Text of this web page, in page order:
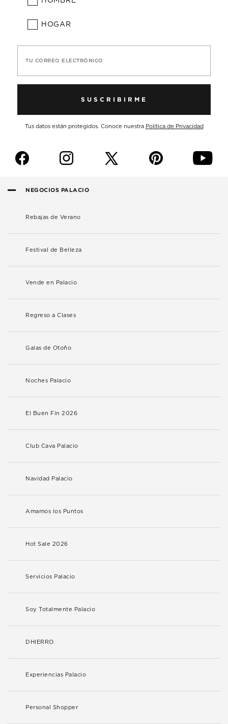
HOGAR
TU CORREO ELECTRÓNICO
SUSCRIBIRME
Tus datos están protegidos. Conoce nuestra Política de Privacidad
f i p y
NEGOCIOS PALACIO
Rebajas de Verano
Festival de Belleza
Vende en Palacio
Regreso a Clases
Galas de Otoño
Noches Palacio
El Buen Fin 2026
Club Cava Palacio
Navidad Palacio
Amamos los Puntos
Hot Sale 2026
Servicios Palacio
Soy Totalmente Palacio
DHIERRO
Experiencias Palacio
Personal Shopper